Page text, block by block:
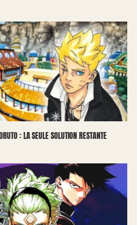
: LA SEULE SOLUTION RESTANTE